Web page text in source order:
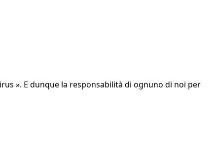
». E dunque la responsabilità di ognuno di noi per